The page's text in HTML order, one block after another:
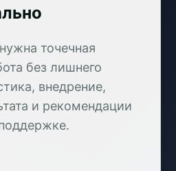
точечная
без лишнего
внедрение,
и рекомендации